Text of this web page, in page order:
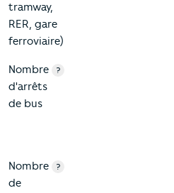
tramway,
RER, gare
ferroviaire)
Nombre
d'arrêts
de bus
?
Nombre
de
?